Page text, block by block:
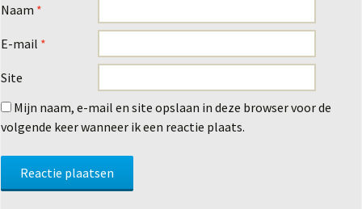
Naam *
E-mail *
Site
Mijn naam, e-mail en site opslaan in deze browser voor de
volgende keer wanneer ik een reactie plaats.